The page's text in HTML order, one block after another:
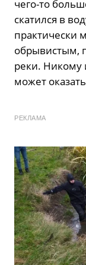
чего-то
скатился в
практически
обрывистым,
реки. Никому
может
РЕКЛАМА